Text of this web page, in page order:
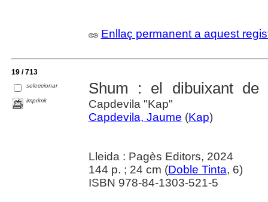
Enllaç permanent a aquest
19 / 713
seleccionar
imprimir
Shum : el dibuixant de
Capdevila "Kap"
Capdevila, Jaume (Kap)
Lleida : Pagès Editors, 2024
144 p. ; 24 cm (Doble Tinta, 6)
ISBN 978-84-1303-521-5